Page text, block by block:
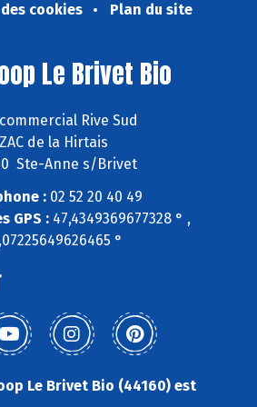
cookies Plan du site
Le Brivet Bio
Rive Sud
ZAC de la Hirtais
Ste-Anne s/Brivet
:02 52 20 40 49
GPS : 47,4349369677328 ° ,
°
Le Brivet Bio (44160) est